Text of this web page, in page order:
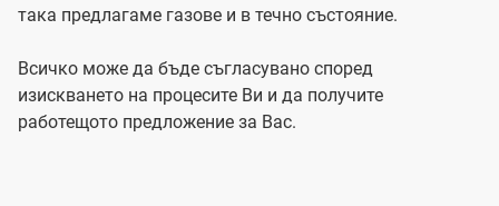
така предлагаме газове и в течно състояние.
Всичко може да бъде съгласувано според
изискването на процесите Ви и да получите
работещото предложение за Вас.